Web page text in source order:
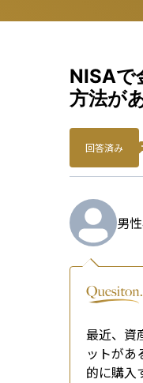
NISAで
方法が
回答済み
男性
最近、資
ットがあ
的に購入